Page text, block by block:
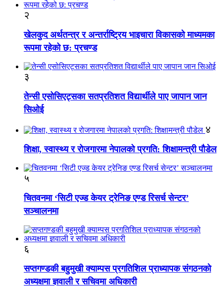
२
खेलकुद अर्थतन्त्र र अन्तर्राष्ट्रिय भाइचारा विकासको माध्यमका
रूपमा रहेको छ: प्रचण्ड
३
तेन्सी एसोसिएट्सका सतप्रतिशत विद्यार्थीले पाए जापान जान
सिओई
४
शिक्षा, स्वास्थ्य र रोजगारमा नेपालको प्रगति: शिक्षामन्त्री पौडेल
५
चितवनमा ‘सिटी एज्ड केयर ट्रेनिङ एण्ड रिसर्च सेन्टर’
सञ्चालनमा
६
सप्तगण्डकी बहुमुखी क्याम्पस प्रगतिशिल प्राध्यापक संगठनको
अध्यक्षमा ज्ञवाली र सचिवमा अधिकारी